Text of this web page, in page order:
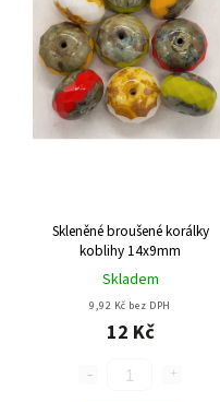
Skleněné broušené korálky
koblihy 14x9mm
Skladem
9,92 Kč bez DPH
12 Kč